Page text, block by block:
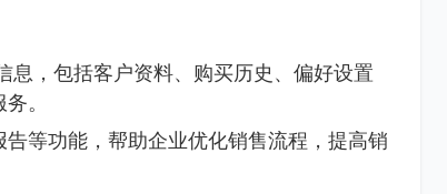
息，包括客户资料、购买历史、偏好设置
。
等功能，帮助企业优化销售流程，提高销